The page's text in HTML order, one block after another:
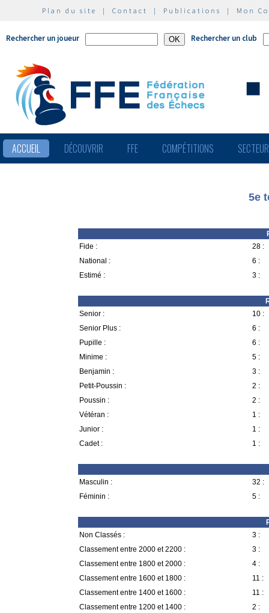
Plan du site | Contact | Publications | Mon
Rechercher un joueur Rechercher un club
ACCUEIL DÉCOUVRIR FFE COMPÉTITIONS
5e
Fide :
28 :
National :
6 :
Estimé :
3 :
Senior :
10 :
Senior Plus :
6 :
Pupille :
6 :
Minime :
5 :
Benjamin :
3 :
Petit-Poussin :
2 :
Poussin :
2 :
Vétéran :
1 :
Junior :
1 :
Cadet :
1 :
Masculin :
32 :
Féminin :
5 :
Non Classés :
3 :
Classement entre 2000 et 2200 :
3 :
Classement entre 1800 et 2000 :
4 :
Classement entre 1600 et 1800 :
11 :
Classement entre 1400 et 1600 :
11 :
Classement entre 1200 et 1400 :
2 :